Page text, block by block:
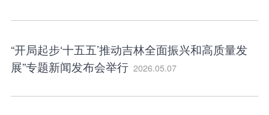
“开局起步‘十五五’推动吉林全面振兴和高质量发
展”专题新闻发布会举行 2026.05.07